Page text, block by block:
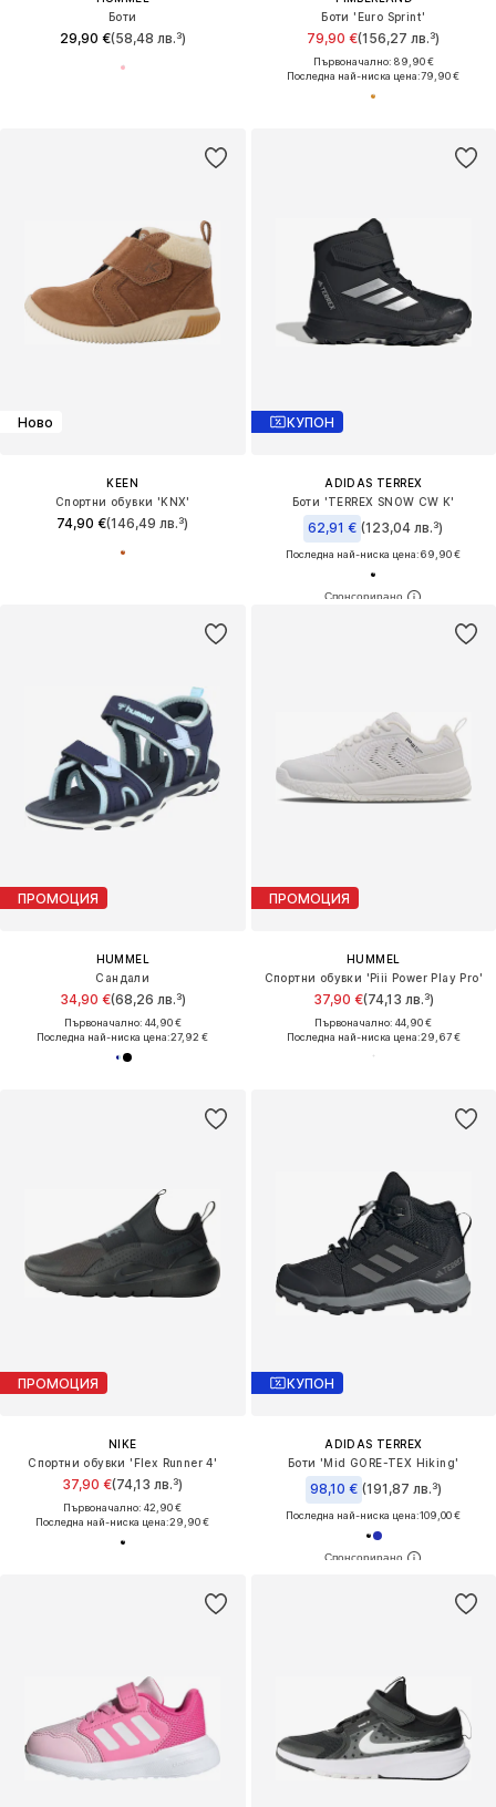
Боти
29,90 €(58,48 лв.³)
Боти 'Euro Sprint'
79,90 €(156,27 лв.³)
Първоначално: 89,90 €
Последна най-ниска цена:79,90 €
Ново
KEEN
Спортни обувки 'KNX'
74,90 €(146,49 лв.³)
КУПОН
ADIDAS TERREX
Боти 'TERREX SNOW CW K'
62,91 € (123,04 лв.³)
Последна най-ниска цена:69,90 €
ПРОМОЦИЯ
HUMMEL
Сандали
34,90 €(68,26 лв.³)
Първоначално: 44,90 €
Последна най-ниска цена:27,92 €
ПРОМОЦИЯ
HUMMEL
Спортни обувки 'Piii Power Play Pro'
37,90 €(74,13 лв.³)
Първоначално: 44,90 €
Последна най-ниска цена:29,67 €
ПРОМОЦИЯ
NIKE
Спортни обувки 'Flex Runner 4'
37,90 €(74,13 лв.³)
Първоначално: 42,90 €
Последна най-ниска цена:29,90 €
КУПОН
ADIDAS TERREX
Боти 'Mid GORE-TEX Hiking'
98,10 € (191,87 лв.³)
Последна най-ниска цена:109,00 €